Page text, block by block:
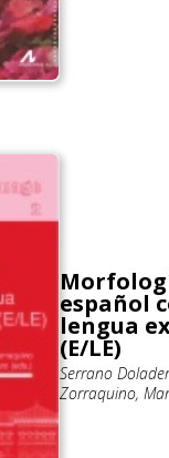
español
lengua
(E/LE)
Serrano
Zorraquino,